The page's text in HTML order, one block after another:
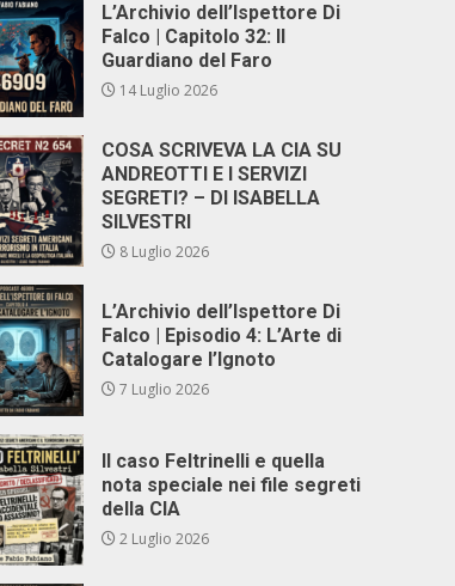
L’Archivio dell’Ispettore Di
Falco | Capitolo 32: Il
Guardiano del Faro
14 Luglio 2026
COSA SCRIVEVA LA CIA SU
ANDREOTTI E I SERVIZI
SEGRETI? – DI ISABELLA
SILVESTRI
8 Luglio 2026
L’Archivio dell’Ispettore Di
Falco | Episodio 4: L’Arte di
Catalogare l’Ignoto
7 Luglio 2026
Il caso Feltrinelli e quella
nota speciale nei file segreti
della CIA
2 Luglio 2026